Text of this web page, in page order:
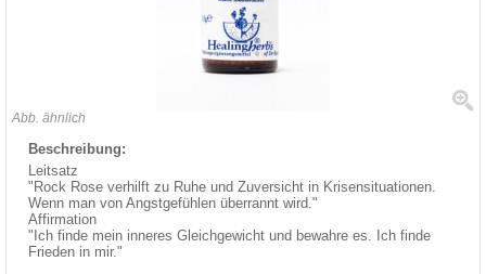
Abb. ähnlich
Beschreibung:
Leitsatz
"Rock Rose verhilft zu Ruhe und Zuversicht in Krisensituationen.
Wenn man von Angstgefühlen überrannt wird."
Affirmation
"Ich finde mein inneres Gleichgewicht und bewahre es. Ich finde
Frieden in mir."